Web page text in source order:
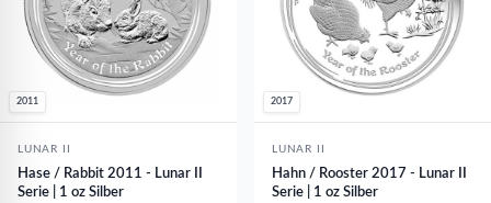
2011
LUNAR II
Hase / Rabbit 2011 - Lunar II
Serie | 1 oz Silber
2017
LUNAR II
Hahn / Rooster 2017 - Lunar II
Serie | 1 oz Silber